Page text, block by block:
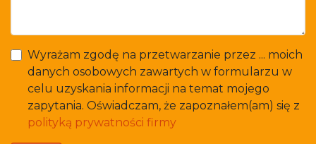
Wyrażam zgodę na przetwarzanie przez ... moich
danych osobowych zawartych w formularzu w
celu uzyskania informacji na temat mojego
zapytania. Oświadczam, że zapoznałem(am) się z
polityką prywatności firmy